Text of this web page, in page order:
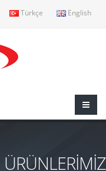
Türkçe English
ÜRÜNLERİMİZ